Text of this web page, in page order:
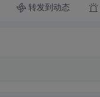
转发到动态